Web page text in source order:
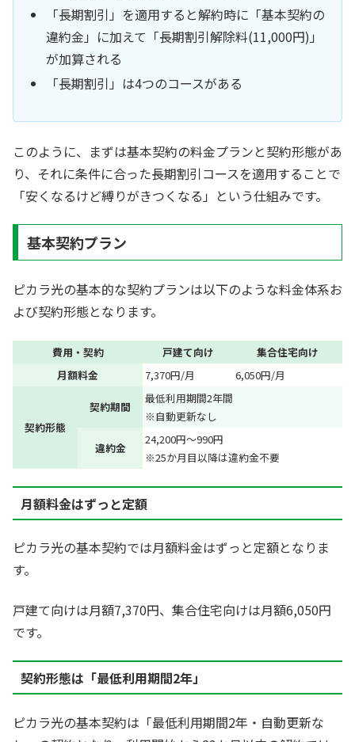
「長期割引」を適用すると解約時に「基本契約の
違約金」に加えて「長期割引解除料(11,000円)」
が加算される
「長期割引」は4つのコースがある
このように、まずは基本契約の料金プランと契約形態があ
り、それに条件に合った長期割引コースを適用することで
「安くなるけど縛りがきつくなる」という仕組みです。
基本契約プラン
ピカラ光の基本的な契約プランは以下のような料金体系お
よび契約形態となります。
費用・契約 戸建て向け
集合住宅向け
月額料金
7,370円/月 6,050円/月
契約形態
契約期間
最低利用期間2年間
※自動更新なし
違約金
24,200円～990円
※25か月目以降は違約金不要
月額料金はずっと定額
ピカラ光の基本契約では月額料金はずっと定額となりま
す。
戸建て向けは月額7,370円、集合住宅向けは月額6,050円
です。
契約形態は「最低利用期間2年」
ピカラ光の基本契約は「最低利用期間2年・自動更新な